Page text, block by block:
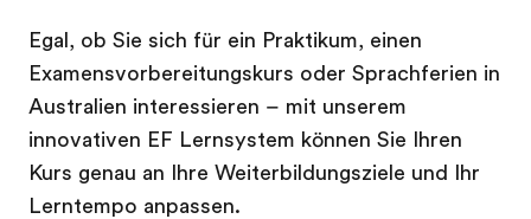
Egal, ob Sie sich für ein Praktikum, einen
Examensvorbereitungskurs oder Sprachferien in
Australien interessieren – mit unserem
innovativen EF Lernsystem können Sie Ihren
Kurs genau an Ihre Weiterbildungsziele und Ihr
Lerntempo anpassen.